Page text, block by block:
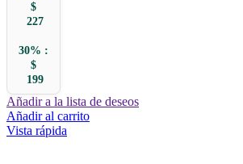
$
227
30% :
$
199
Añadir a la lista de deseos
Añadir al carrito
Vista rápida